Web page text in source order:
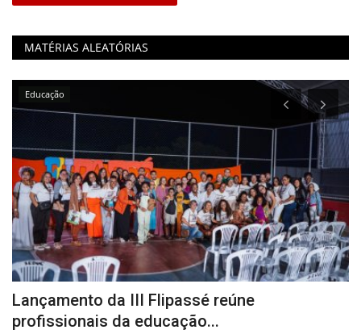
MATÉRIAS ALEATÓRIAS
Educação
Lançamento da III Flipassé reúne
profissionais da educação...